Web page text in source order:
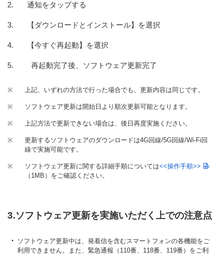
通知をタップする
【ダウンロードとインストール】を選択
【今すぐ再起動】を選択
再起動完了後、ソフトウェア更新完了
※ 上記、いずれの方法で行った場合でも、更新内容は同じです。
※ ソフトウェア更新は開始日より順次更新可能となります。
※ 上記方法で更新できない場合は、後日再度実施ください。
※
更新するソフトウェアのダウンロードは4G回線/5G回線/Wi-Fi回
線で実施可能です。
※ ソフトウェア更新に関する詳細手順については<<操作手順>>
（1MB） をご確認ください。
3.ソフトウェア更新を実施いただく上での注意点
ソフトウェア更新中は、発着信を含むスマートフォンの各機能をご
利用できません。また、緊急通報（110番、118番、119番）をご利